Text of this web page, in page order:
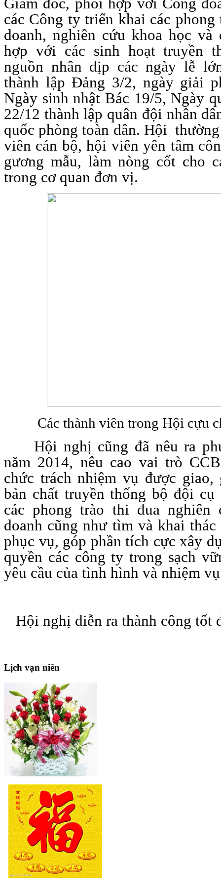
các Công ty triển khai các
doanh, nghiên cứu khoa học
hợp với các sinh hoạt truyền
nguồn nhân dịp các ngày lễ
thành lập Đảng 3/2, ngày giải
Ngày sinh nhật Bác 19/5, Ngày
22/12 thành lập quân đội nhân
quốc phòng toàn dân. Hội
viên cán bộ, hội viên yên tâm
gương mẫu, làm nòng cốt cho
trong cơ quan đơn vị.
Các thành viên trong Hội cựu
Hội nghị cũng đã nêu ra
năm 2014, nêu cao vai trò
chức trách nhiệm vụ được
bản chất truyền thống bộ đội
các phong trào thi đua nghiên
doanh cũng như tìm và khai
phục vụ, góp phần tích cực xây
quyền các công ty trong sạch
yêu cầu của tình hình và nhiệm
Hội nghị diễn ra thành công tốt
Lịch vạn niên